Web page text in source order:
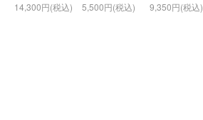
14,300円(税込) 5,500円(税込) 9,350円(税込)